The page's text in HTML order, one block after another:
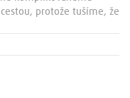
protože tušíme, že